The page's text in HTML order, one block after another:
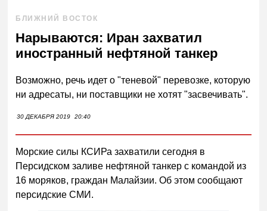
БЛИЖНИЙ ВОСТОК
Нарываются: Иран захватил
иностранный нефтяной танкер
Возможно, речь идет о "теневой" перевозке, которую
ни адресаты, ни поставщики не хотят "засвечивать".
30 ДЕКАБРЯ 2019 20:40
Морские силы КСИРа захватили сегодня в
Персидском заливе нефтяной танкер с командой из
16 моряков, граждан Малайзии. Об этом сообщают
персидские СМИ.